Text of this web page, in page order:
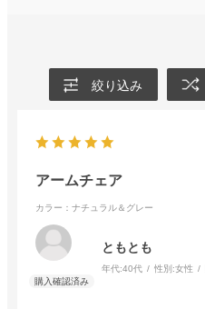
絞り込み
アームチェア
カラー：ナチュラル＆グレー
ともとも
年代:40代 性別:女性